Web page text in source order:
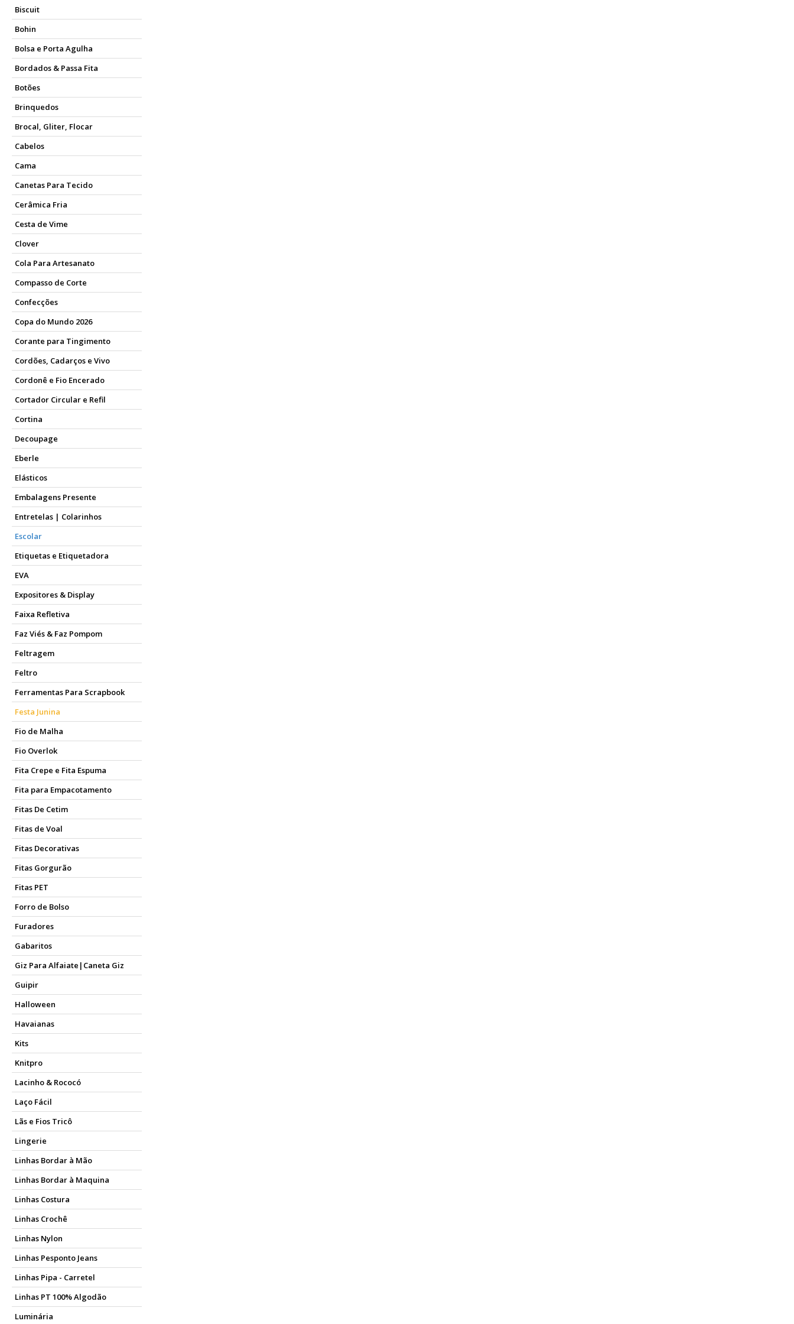
Biscuit
Bohin
Bolsa e Porta Agulha
Bordados & Passa Fita
Botões
Brinquedos
Brocal, Gliter, Flocar
Cabelos
Cama
Canetas Para Tecido
Cerâmica Fria
Cesta de Vime
Clover
Cola Para Artesanato
Compasso de Corte
Confecções
Copa do Mundo 2026
Corante para Tingimento
Cordões, Cadarços e Vivo
Cordonê e Fio Encerado
Cortador Circular e Refil
Cortina
Decoupage
Eberle
Elásticos
Embalagens Presente
Entretelas | Colarinhos
Escolar
Etiquetas e Etiquetadora
EVA
Expositores & Display
Faixa Refletiva
Faz Viés & Faz Pompom
Feltragem
Feltro
Ferramentas Para Scrapbook
Festa Junina
Fio de Malha
Fio Overlok
Fita Crepe e Fita Espuma
Fita para Empacotamento
Fitas De Cetim
Fitas de Voal
Fitas Decorativas
Fitas Gorgurão
Fitas PET
Forro de Bolso
Furadores
Gabaritos
Giz Para Alfaiate|Caneta Giz
Guipir
Halloween
Havaianas
Kits
Knitpro
Lacinho & Rococó
Laço Fácil
Lãs e Fios Tricô
Lingerie
Linhas Bordar à Mão
Linhas Bordar à Maquina
Linhas Costura
Linhas Crochê
Linhas Nylon
Linhas Pesponto Jeans
Linhas Pipa - Carretel
Linhas PT 100% Algodão
Luminária